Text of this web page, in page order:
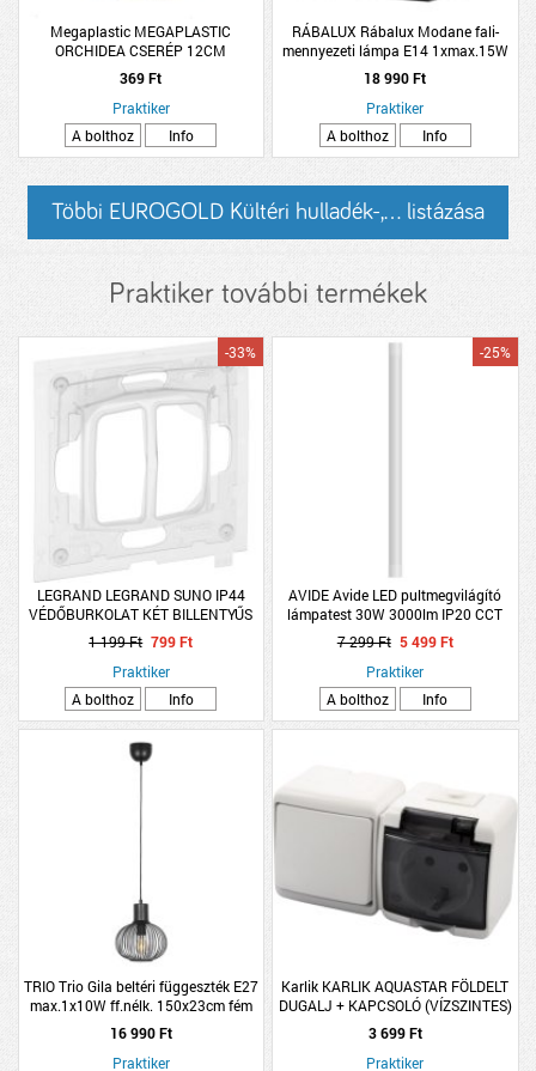
Megaplastic MEGAPLASTIC
ORCHIDEA CSERÉP 12CM
ÁTLÁTSZÓ
369 Ft
Praktiker
A bolthoz
Info
RÁBALUX Rábalux Modane fali-
mennyezeti lámpa E14 1xmax.15W
17x17cm IP44 fekete
18 990 Ft
Praktiker
A bolthoz
Info
Többi EUROGOLD Kültéri hulladék-,... listázása
Praktiker további termékek
LEGRAND LEGRAND SUNO IP44
VÉDŐBURKOLAT KÉT BILLENTYŰS
KAPCSOLÓHOZ ÁTLÁTSZÓ
-33%
1 199 Ft 799 Ft
Praktiker
A bolthoz
Info
AVIDE Avide LED pultmegvilágító
lámpatest 30W 3000lm IP20 CCT
120x7x2,7cm sorolható
-25%
7 299 Ft 5 499 Ft
Praktiker
A bolthoz
Info
TRIO Trio Gila beltéri függeszték E27
max.1x10W ff.nélk. 150x23cm fém
dekor fekete
16 990 Ft
Praktiker
Karlik KARLIK AQUASTAR FÖLDELT
DUGALJ + KAPCSOLÓ (VÍZSZINTES)
10A/16A IP54 FEHÉR
3 699 Ft
Praktiker